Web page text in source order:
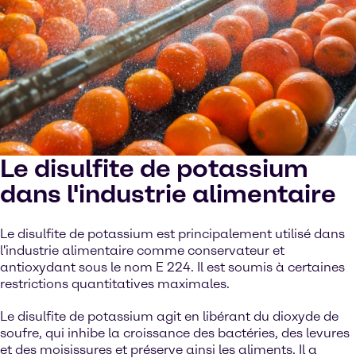
Le disulfite de potassium
dans l'industrie alimentaire
Le disulfite de potassium est principalement utilisé dans
l'industrie alimentaire comme conservateur et
antioxydant sous le nom E 224. Il est soumis à certaines
restrictions quantitatives maximales.
Le disulfite de potassium agit en libérant du dioxyde de
soufre, qui inhibe la croissance des bactéries, des levures
et des moisissures et préserve ainsi les aliments. Il a